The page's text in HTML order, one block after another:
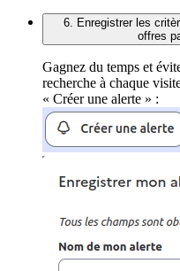
6. Enregistrer les
offres
Gagnez du temps et
recherche à chaque
« Créer une alerte » :